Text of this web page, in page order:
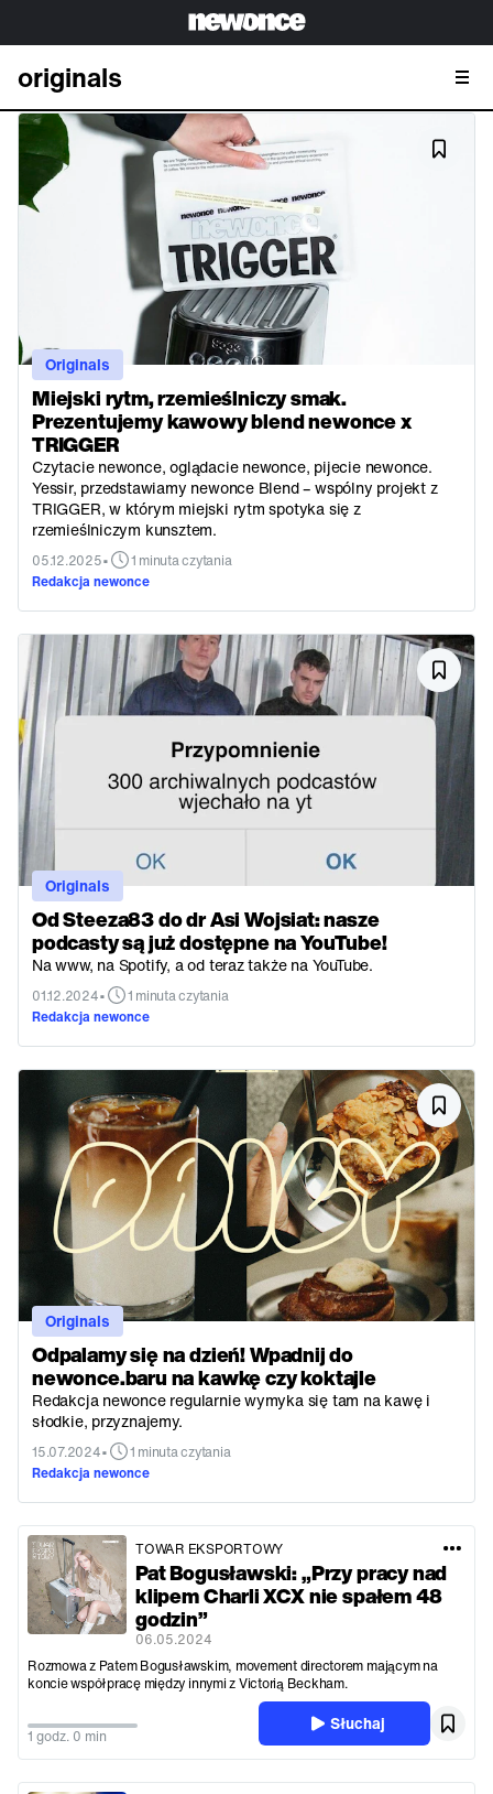
originals
Miejski rytm, rzemieślniczy smak.
Prezentujemy kawowy blend newonce x
TRIGGER
Czytacie newonce, oglądacie newonce, pijecie newonce.
Yessir, przedstawiamy newonce Blend – wspólny projekt z
TRIGGER, w którym miejski rytm spotyka się z
rzemieślniczym kunsztem.
05.12.2025•
1 minuta czytania
Redakcja newonce
Originals
Od Steeza83 do dr Asi Wojsiat: nasze
podcasty są już dostępne na YouTube!
Na www, na Spotify, a od teraz także na YouTube.
01.12.2024•
1 minuta czytania
Redakcja newonce
Originals
Odpalamy się na dzień! Wpadnij do
newonce.baru na kawkę czy koktajle
Redakcja newonce regularnie wymyka się tam na kawę i
słodkie, przyznajemy.
15.07.2024•
1 minuta czytania
Redakcja newonce
Originals
TOWAR EKSPORTOWY
Pat Bogusławski: „Przy pracy nad
klipem Charli XCX nie spałem 48
godzin”
06.05.2024
Rozmowa z Patem Bogusławskim, movement directorem mającym na
koncie współpracę między innymi z Victorią Beckham.
1 godz. 0 min
Słuchaj